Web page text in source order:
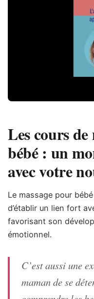
Les cours
bébé : un
avec votre
Le massage pour
d’établir un lien fort
favorisant son
émotionnel.
C’est aussi une
maman de se